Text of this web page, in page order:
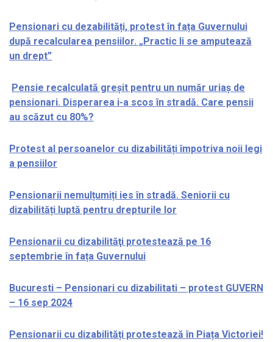
Pensionari cu dezabilități, protest în fața Guvernului
după recalcularea pensiilor. „Practic li se amputează
un drept”
Pensie recalculată greșit pentru un număr uriaș de
pensionari. Disperarea i-a scos în stradă. Care pensii
au scăzut cu 80%?
Protest al persoanelor cu dizabilități împotriva noii legi
a pensiilor
Pensionarii nemulțumiți ies în stradă. Seniorii cu
dizabilități luptă pentru drepturile lor
Pensionarii cu dizabilităţi protestează pe 16
septembrie în fața Guvernului
Bucuresti – Pensionari cu dizabilitati – protest GUVERN
– 16 sep 2024
Pensionarii cu dizabilități protestează în Piața Victoriei!